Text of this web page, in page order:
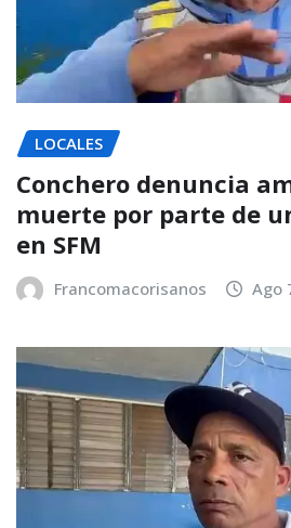
LOCALES
Conchero denuncia
muerte por parte de
en SFM
Francomacorisanos Ago